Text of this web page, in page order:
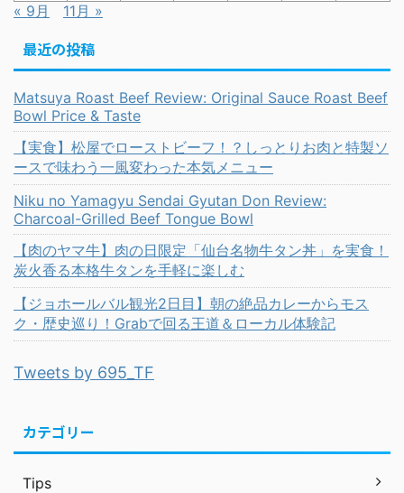
« 9月
11月 »
最近の投稿
Matsuya Roast Beef Review: Original Sauce Roast Beef
Bowl Price & Taste
【実食】松屋でローストビーフ！？しっとりお肉と特製ソ
ースで味わう一風変わった本気メニュー
Niku no Yamagyu Sendai Gyutan Don Review:
Charcoal-Grilled Beef Tongue Bowl
【肉のヤマ牛】肉の日限定「仙台名物牛タン丼」を実食！
炭火香る本格牛タンを手軽に楽しむ
【ジョホールバル観光2日目】朝の絶品カレーからモス
ク・歴史巡り！Grabで回る王道＆ローカル体験記
Tweets by 695_TF
カテゴリー
Tips